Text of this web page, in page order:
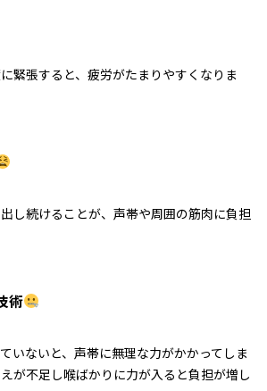
緊張すると、疲労がたまりやすくなりま
し続けることが、声帯や周囲の筋肉に負担
術
いないと、声帯に無理な力がかかってしま
が不足し喉ばかりに力が入ると負担が増し